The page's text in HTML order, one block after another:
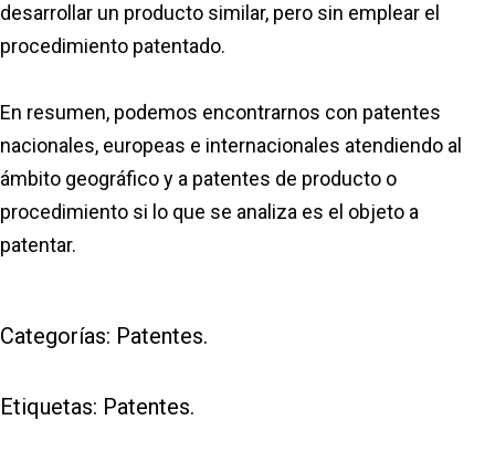
desarrollar un producto similar, pero sin emplear el
procedimiento patentado.
En resumen, podemos encontrarnos con patentes
nacionales, europeas e internacionales atendiendo al
ámbito geográfico y a patentes de producto o
procedimiento si lo que se analiza es el objeto a
patentar.
Categorías: Patentes.
Etiquetas: Patentes.